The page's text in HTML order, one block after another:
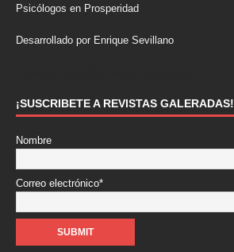
Psicólogos en Prosperidad
Desarrollado por Enrique Sevillano
¡SUSCRIBETE A REVISTAS GALERADAS!
Nombre
Correo electrónico*